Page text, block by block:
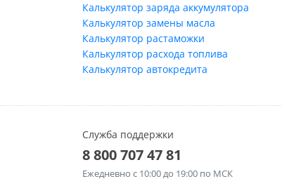
Калькулятор заряда аккумулятора
Калькулятор замены масла
Калькулятор растаможки
Калькулятор расхода топлива
Калькулятор автокредита
Служба поддержки
8 800 707 47 81
Ежедневно с 10:00 до 19:00 по МСК